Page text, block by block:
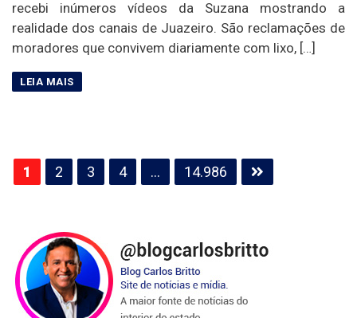
recebi inúmeros vídeos da Suzana mostrando a
realidade dos canais de Juazeiro. São reclamações de
moradores que convivem diariamente com lixo, […]
Paginação
de
1 2 3 4 … 14.986